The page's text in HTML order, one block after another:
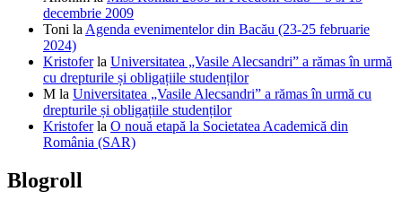
decembrie 2009
Toni la Agenda evenimentelor din Bacău (23-25 februarie
2024)
Kristoferla Universitatea „Vasile Alecsandri” a rămas în urmă
cu drepturile și obligațiile studenților
M la Universitatea „Vasile Alecsandri” a rămas în urmă cu
drepturile și obligațiile studenților
Kristoferla O nouă etapă la Societatea Academică din
România (SAR)
Blogroll